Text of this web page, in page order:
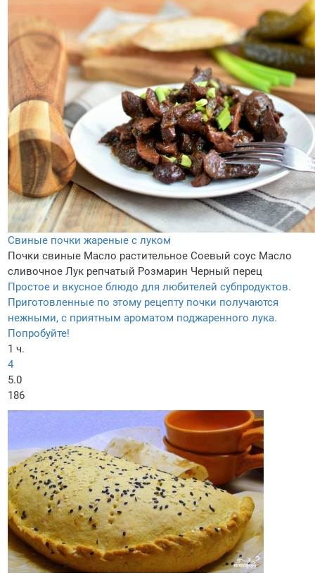
Свиные почки жареные с луком
Почки свиные Масло растительное Соевый соус Масло
сливочное Лук репчатый Розмарин Черный перец
Простое и вкусное блюдо для любителей субпродуктов.
Приготовленные по этому рецепту почки получаются
нежными, с приятным ароматом поджаренного лука.
Попробуйте!
1 ч.
4
5.0
186